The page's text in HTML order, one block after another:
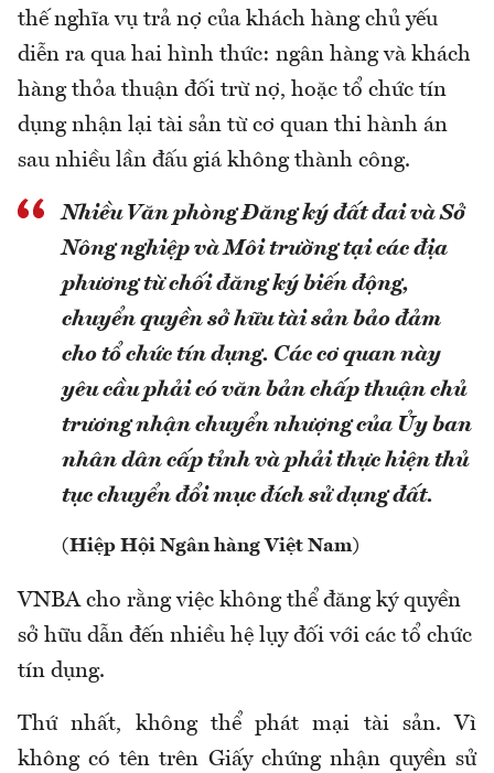
thế nghĩa vụ trả nợ của khách hàng chủ yếu
diễn ra qua hai hình thức: ngân hàng và khách
hàng thỏa thuận đối trừ nợ, hoặc tổ chức tín
dụng nhận lại tài sản từ cơ quan thi hành án
sau nhiều lần đấu giá không thành công.
Nhiều Văn phòng Đăng ký đất đai và Sở
Nông nghiệp và Môi trường tại các địa
phương từ chối đăng ký biến động,
chuyển quyền sở hữu tài sản bảo đảm
cho tổ chức tín dụng. Các cơ quan này
yêu cầu phải có văn bản chấp thuận chủ
trương nhận chuyển nhượng của Ủy ban
nhân dân cấp tỉnh và phải thực hiện thủ
tục chuyển đổi mục đích sử dụng đất.
(Hiệp Hội Ngân hàng Việt Nam)
VNBA cho rằng việc không thể đăng ký quyền
sở hữu dẫn đến nhiều hệ lụy đối với các tổ chức
tín dụng.
Thứ nhất, không thể phát mại tài sản. Vì
không có tên trên Giấy chứng nhận quyền sử